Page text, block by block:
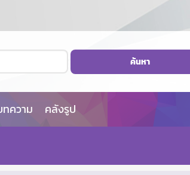
ค้นหา
ทความ คลังรูป